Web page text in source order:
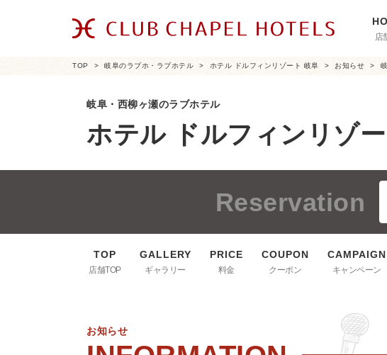
店
TOP 岐阜のラブホ・ラブホテル ホテル ドルフィンリゾート 岐阜 お知らせ
岐阜・西柳ヶ瀬のラブホテル
ホテル ドルフィンリゾ
Reservation
店舗TOP ギャラリー 料金 クーポン キャンペーン
お知らせ